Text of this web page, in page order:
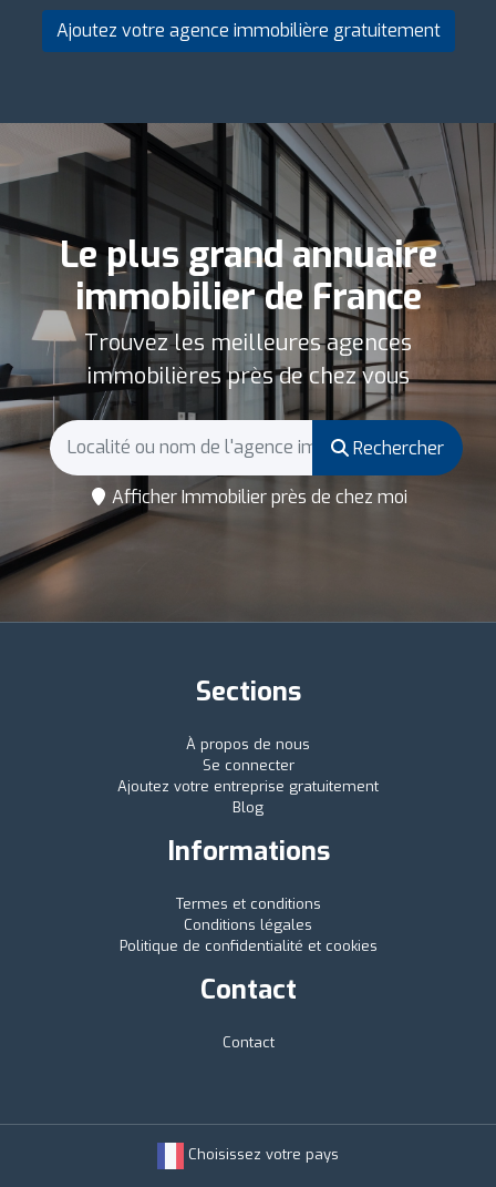
Ajoutez votre agence immobilière gratuitement
Le plus grand annuaire
immobilier de France
Trouvez les meilleures agences
immobilières près de chez vous
Rechercher
Afficher Immobilier près de chez moi
Sections
À propos de nous
Se connecter
Ajoutez votre entreprise gratuitement
Blog
Informations
Termes et conditions
Conditions légales
Politique de confidentialité et cookies
Contact
Contact
Choisissez votre pays